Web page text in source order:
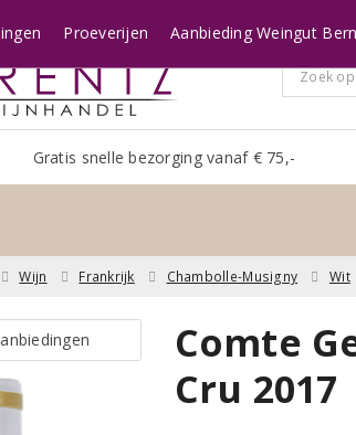
Gratis snelle bezorging vanaf € 75,-
Proeverijen Aanbieding Weingut
Wijn Frankrijk Chambolle-Musigny Wit
Comte
Cru 2017